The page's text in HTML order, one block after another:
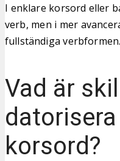
I enklare korsord eller
verb, men i mer
fullständiga verbformen.
Vad är
korsord?